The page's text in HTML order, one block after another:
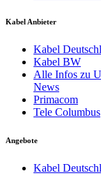
Kabel Anbieter
Kabel
Kabel BW
Alle Infos zu
News
Primacom
Tele Columbus
Angebote
Kabel